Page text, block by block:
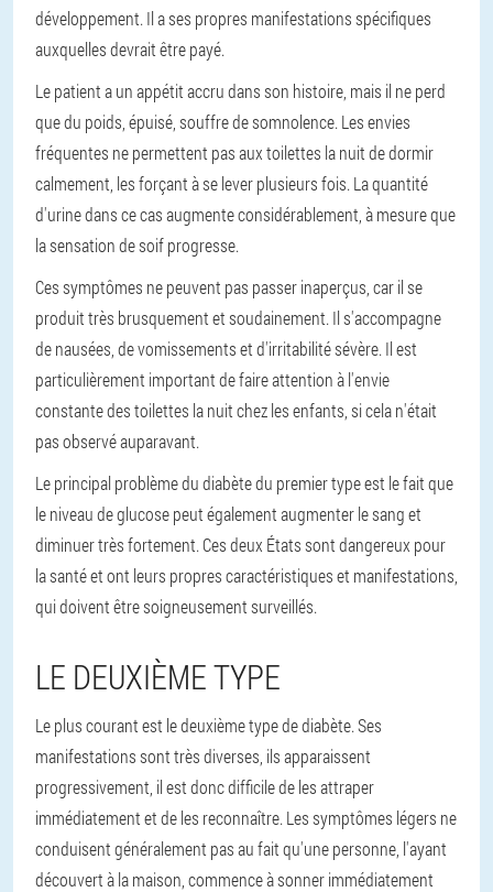
développement. Il a ses propres manifestations spécifiques
auxquelles devrait être payé.
Le patient a un appétit accru dans son histoire, mais il ne perd
que du poids, épuisé, souffre de somnolence. Les envies
fréquentes ne permettent pas aux toilettes la nuit de dormir
calmement, les forçant à se lever plusieurs fois. La quantité
d'urine dans ce cas augmente considérablement, à mesure que
la sensation de soif progresse.
Ces symptômes ne peuvent pas passer inaperçus, car il se
produit très brusquement et soudainement. Il s'accompagne
de nausées, de vomissements et d'irritabilité sévère. Il est
particulièrement important de faire attention à l'envie
constante des toilettes la nuit chez les enfants, si cela n'était
pas observé auparavant.
Le principal problème du diabète du premier type est le fait que
le niveau de glucose peut également augmenter le sang et
diminuer très fortement. Ces deux États sont dangereux pour
la santé et ont leurs propres caractéristiques et manifestations,
qui doivent être soigneusement surveillés.
LE DEUXIÈME TYPE
Le plus courant est le deuxième type de diabète. Ses
manifestations sont très diverses, ils apparaissent
progressivement, il est donc difficile de les attraper
immédiatement et de les reconnaître. Les symptômes légers ne
conduisent généralement pas au fait qu'une personne, l'ayant
découvert à la maison, commence à sonner immédiatement